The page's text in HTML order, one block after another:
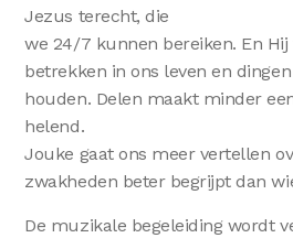
Jezus terecht, die
we 24/7 kunnen bereiken. En
betrekken in ons leven en
houden. Delen maakt minder
helend.
Jouke gaat ons meer vertellen
zwakheden beter begrijpt dan
De muzikale begeleiding wordt